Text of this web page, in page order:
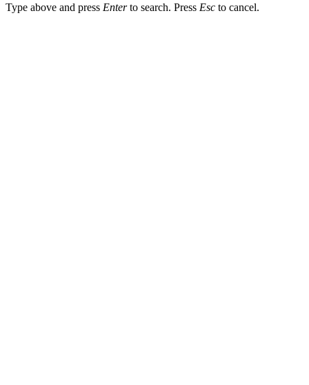
Type above and press Enterto search. Press Esc to cancel.